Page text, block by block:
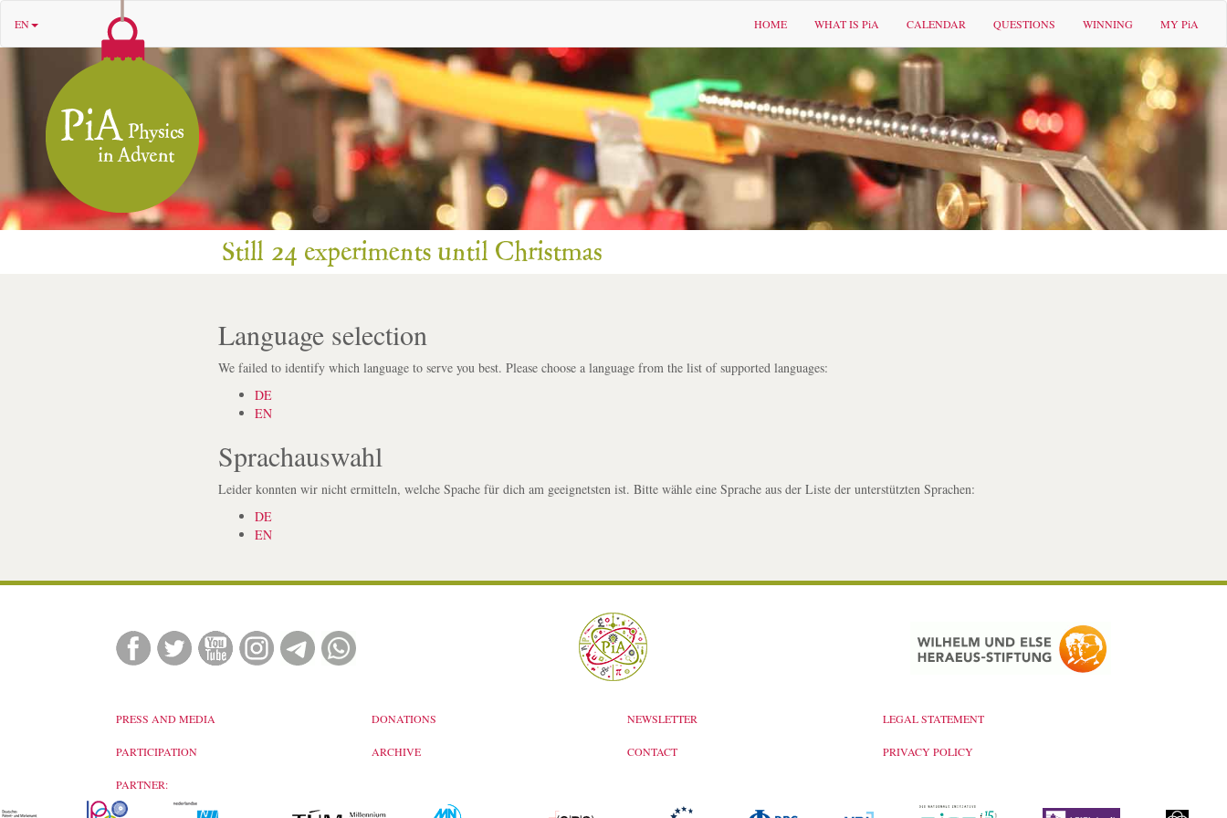
EN HOME WHAT IS PiA CALENDAR QUESTIONS WINNING MY PiA
Language selection
We failed to identify which language to serve you best. Please choose a language from the list of supported languages:
DE
EN
Sprachauswahl
Leider konnten wir nicht ermitteln, welche Spache für dich am geeignetsten ist. Bitte wähle eine Sprache aus der Liste der unterstützten Sprachen:
DE
EN
PRESS AND MEDIA DONATIONS NEWSLETTER LEGAL STATEMENT
PARTICIPATION ARCHIVE CONTACT PRIVACY POLICY
PARTNER: